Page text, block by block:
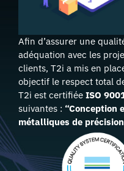
Afin d’assurer une
adéquation avec les
clients, T2i a mis en
objectif le respect total
T2i est certifiée ISO
suivantes : “Conception
métalliques de